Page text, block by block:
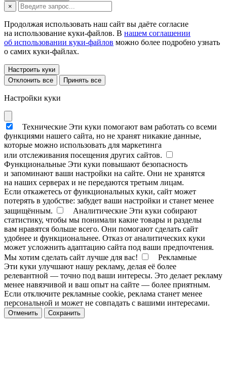
×
Продолжая использовать наш сайт вы даёте согласие
на использование куки-файлов. В нашем соглашении
об использовании куки-файлов можно более подробно узнать
о самих куки-файлах.
Настроить куки
Отклонить все
Принять все
Настройки куки
Технические Эти куки помогают вам работать со всеми
функциями нашего сайта, но не хранят никакие данные,
которые можно использовать для маркетинга
или отслеживания посещения других сайтов.
Функциональные Эти куки повышают безопасность
и запоминают ваши настройки на сайте. Они не хранятся
на наших серверах и не передаются третьим лицам.
Если откажетесь от функциональных куки, сайт может
потерять в удобстве: забудет ваши настройки и станет менее
защищённым.
Аналитические Эти куки собирают
статистику, чтобы мы понимали какие товары и разделы
вам нравятся больше всего. Они помогают сделать сайт
удобнее и функциональнее. Отказ от аналитических куки
может усложнить адаптацию сайта под ваши предпочтения.
Мы хотим сделать сайт лучше для вас!
Рекламные
Эти куки улучшают нашу рекламу, делая её более
релевантной — точно под ваши интересы. Это делает рекламу
менее навязчивой и ваш опыт на сайте — более приятным.
Если отключите рекламные cookie, реклама станет менее
персональной и может не совпадать с вашими интересами.
Отменить Сохранить